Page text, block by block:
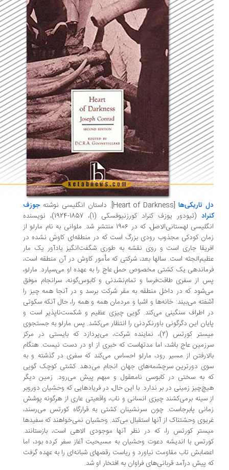
تاریکی‌ها [Heart of Darkness]. داستان انگلیسی نوشته جوزف
(تیودور یوزف کنراد کورزنیوفسکی (1)، 1857-1924)،‌ نویسنده
انگلیسی لهستانی‌الاصل، که در 1906 منتشر شد. ملوانی به نام مارلو از
کودکی مجذوب رودی بزرگ است که در منطقه‌ای کاوش نشده در
جاری است و روی نقشه به طوری شگفت‌انگیز یادآور یک مار
است. سالها بعد، شرکتی که مأمور کاوش در آن منطقه است،
یک کشتی مخصوص حمل عاج را به عهده او می‌سپارد. مارلو،
از سفری طاقت‌فرسا و تمام‌نشدنی و کابوس‌گونه، سرانجام موفق
که در داخل منطقه به مقر شرکت برسد و در آنجا همه چیز را
می‌بیند: خانه‌ها و اشیا و مردمان همه و همه را، حال آنکه سکوتی
اطراف سنگینی می‌کند. گویی چیزی عظیم و شکست‌ناپذیر است و
این دگرگونی باورنکردنی را انتظار می‌کشد. پس مارلو به جستجوی
میستر کورتس (2)، نماینده شرکت، می‌پردازد که بایستی در مرکز
عاج باشد، اما مدتهاست که خبری از او در دست نیست. هنگام
از مسیر رود، مارلو احساس می‌کند که سفری در گذشته و به
دورترین سرچشمه‌های جهان انجام می‌دهد. کشتی کوچک گویی
به سختی در کابوسی نامعقول و مبهم پیش می‌رود. زمین دیگر
زمینی در بر ندارد. با این حال، در فریادهایی که وحشیان دوروبر
سینه برمی‌کشند چیزی انسانی و ناب، واقعیتی عاری از هرگونه پوشش
پابرجاست. چون سرنشینان کشتی به قرارگاه کورتس می‌رسند،
وحشتناک از آنها استقبال می‌کند. وحشیان نمی‌خواهند که سفیدها
کورتس را، که در نظر آنها موجودی الاهی است، بازستانند.
با اندیشه دعوت وحشیان به مسیحیت آغاز سفر کرده بود، اما
تاب مقاومت نیاورد و ریاست رقصهای شبانه‌ای را به عهده گرفت
پیش درآمد قربانی‌های فراوان به افتخار او شد.